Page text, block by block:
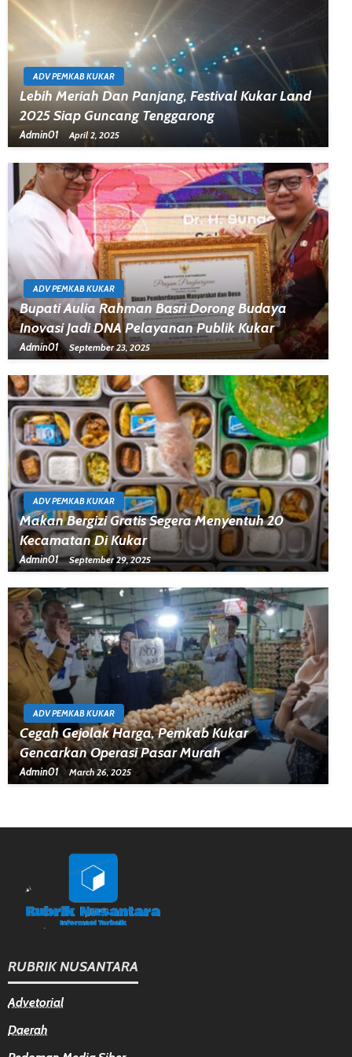
ADV PEMKAB KUKAR
Lebih Meriah Dan Panjang, Festival Kukar Land
2025 Siap Guncang Tenggarong
Admin01 April 2, 2025
ADV PEMKAB KUKAR
Bupati Aulia Rahman Basri Dorong Budaya
Inovasi Jadi DNA Pelayanan Publik Kukar
Admin01 September 23, 2025
ADV PEMKAB KUKAR
Makan Bergizi Gratis Segera Menyentuh 20
Kecamatan Di Kukar
Admin01 September 29, 2025
ADV PEMKAB KUKAR
Cegah Gejolak Harga, Pemkab Kukar
Gencarkan Operasi Pasar Murah
Admin01 March 26, 2025
RUBRIK NUSANTARA
Advetorial
Daerah